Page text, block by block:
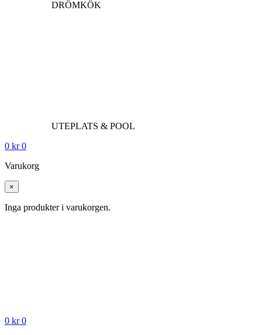
DRÖMKÖK
UTEPLATS & POOL
0 kr 0
Varukorg
×
Inga produkter i varukorgen.
0 kr 0